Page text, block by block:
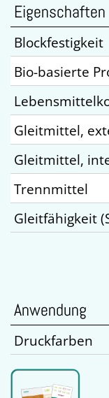
Eigenschaften
Blockfestigkeit
Bio-basierte
Gleitmittel,
Gleitmittel,
Trennmittel
Gleitfähigkeit
Anwendung
Druckfarben